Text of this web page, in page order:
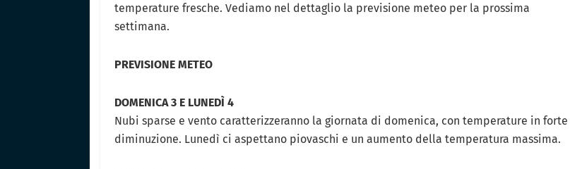
temperature fresche. Vediamo nel dettaglio la previsione meteo per la prossima
settimana.
PREVISIONE METEO
DOMENICA 3 E LUNEDÌ 4
Nubi sparse e vento caratterizzeranno la giornata di domenica, con temperature in forte
diminuzione. Lunedì ci aspettano piovaschi e un aumento della temperatura massima.